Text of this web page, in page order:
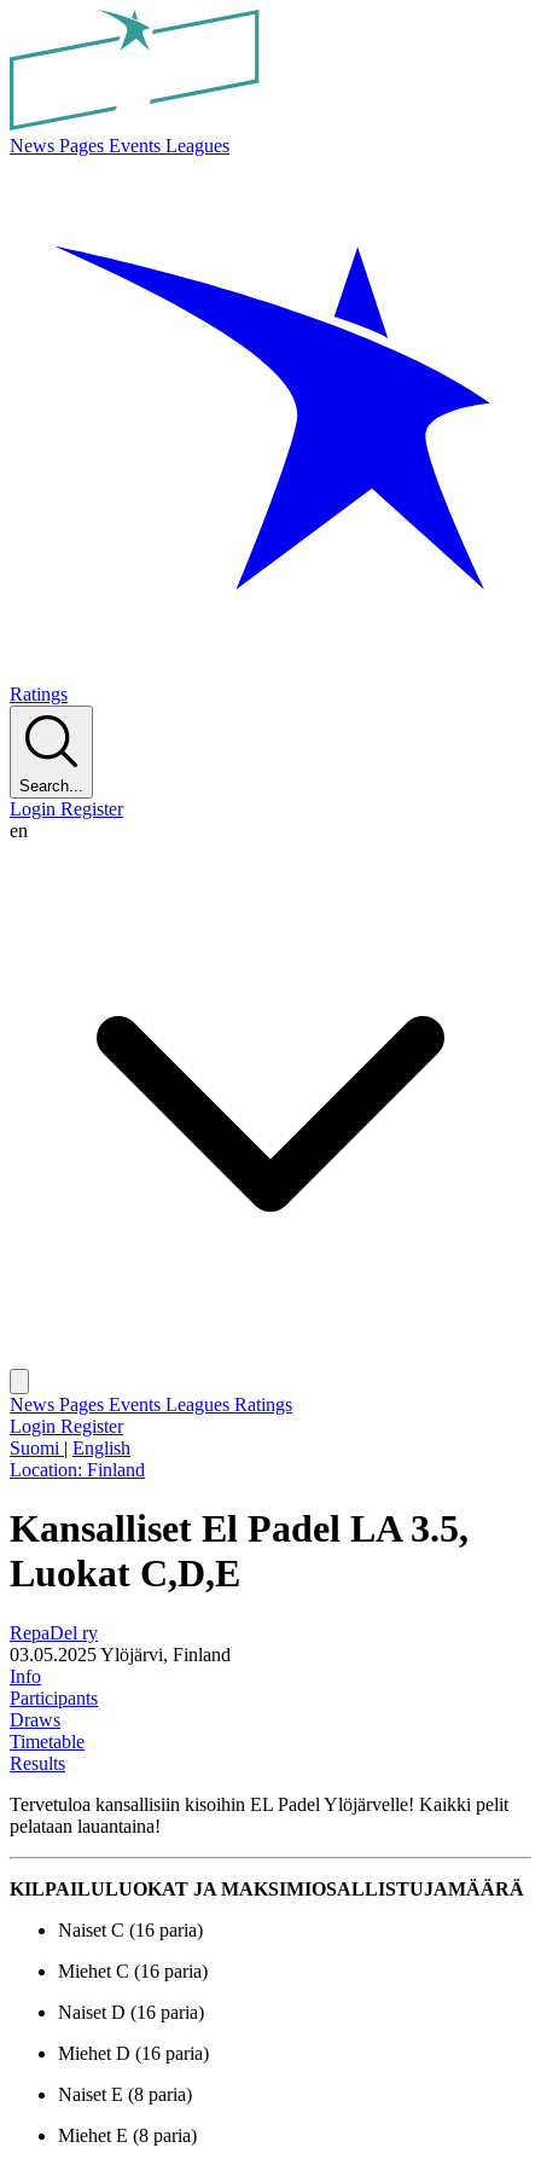
News Pages Events Leagues
Ratings
Search...
Login Register
en
News Pages Events Leagues Ratings
Login Register
Suomi | English
Location: Finland
Kansalliset El Padel LA 3.5,
Luokat C,D,E
RepaDel ry
03.05.2025Ylöjärvi, Finland
Info
Participants
Draws
Timetable
Results
Tervetuloa kansallisiin kisoihin EL Padel Ylöjärvelle! Kaikki pelit
pelataan lauantaina!
KILPAILULUOKAT JA MAKSIMIOSALLISTUJAMÄÄRÄ
Naiset C (16 paria)
Miehet C (16 paria)
Naiset D (16 paria)
Miehet D (16 paria)
Naiset E (8 paria)
Miehet E (8 paria)